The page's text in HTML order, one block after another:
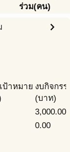
ร่วม(คน)
chevron_right
ป้าหมาย งบกิจกรร
(บาท)
3,000.00
0.00